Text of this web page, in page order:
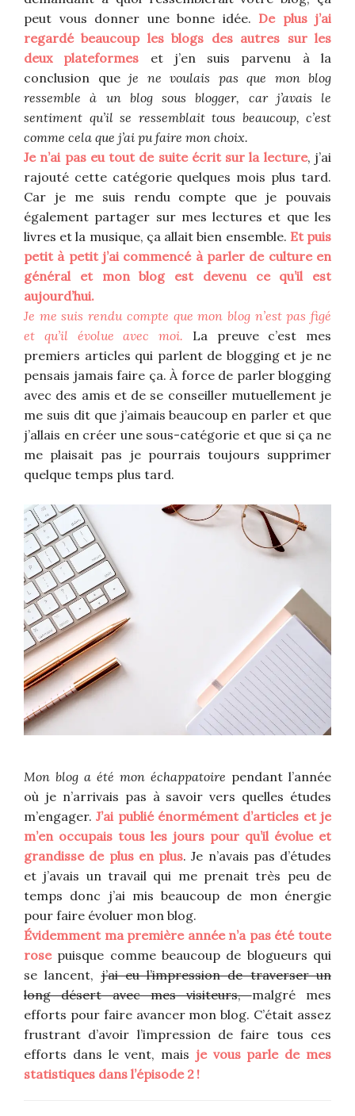
peut vous donner une bonne idée. De plus j’ai
regardé beaucoup les blogs des autres sur les
deux plateformes
et j’en suis parvenu à la
conclusion que je ne voulais pas que mon blog
ressemble à un blog sous blogger, car j’avais le
sentiment qu’il se ressemblait tous beaucoup, c’est
comme cela que j’ai pu faire mon choix.
Je n’ai pas eu tout de suite écrit sur la lecture, j’ai
rajouté cette catégorie quelques mois plus tard.
Car je me suis rendu compte que je pouvais
également partager sur mes lectures et que les
livres et la musique, ça allait bien ensemble. Et puis
petit à petit j’ai commencé à parler de culture en
général et mon blog est devenu ce qu’il est
aujourd’hui.
Je me suis rendu compte que mon blog n’est pas figé
et qu’il évolue avec moi. La preuve c’est mes
premiers articles qui parlent de blogging et je ne
pensais jamais faire ça. À force de parler blogging
avec des amis et de se conseiller mutuellement je
me suis dit que j’aimais beaucoup en parler et que
j’allais en créer une sous-catégorie et que si ça ne
me plaisait pas je pourrais toujours supprimer
quelque temps plus tard.
Mon blog a été mon échappatoire pendant l’année
où je n’arrivais pas à savoir vers quelles études
m’engager.J’ai publié énormément d’articles et je
m’en occupais tous les jours pour qu’il évolue et
grandisse de plus en plus. Je n’avais pas d’études
et j’avais un travail qui me prenait très peu de
temps donc j’ai mis beaucoup de mon énergie
pour faire évoluer mon blog.
Évidemment ma première année n’a pas été toute
rosepuisque comme beaucoup de blogueurs qui
se lancent,j’ai eu l’impression de traverser un
long désert avec mes visiteurs,malgré mes
efforts pour faire avancer mon blog. C’était assez
frustrant d’avoir l’impression de faire tous ces
efforts dans le vent, mais je vous parle de mes
statistiques dans l’épisode 2 !